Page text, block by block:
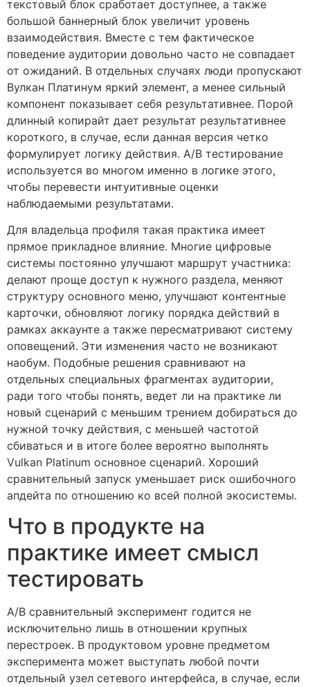
текстовый блок сработает доступнее, а также
большой баннерный блок увеличит уровень
взаимодействия. Вместе с тем фактическое
поведение аудитории довольно часто не совпадает
от ожиданий. В отдельных случаях люди пропускают
Вулкан Платинум яркий элемент, а менее сильный
компонент показывает себя результативнее. Порой
длинный копирайт дает результат результативнее
короткого, в случае, если данная версия четко
формулирует логику действия. A/B тестирование
используется во многом именно в логике этого,
чтобы перевести интуитивные оценки
наблюдаемыми результатами.
Для владельца профиля такая практика имеет
прямое прикладное влияние. Многие цифровые
системы постоянно улучшают маршрут участника:
делают проще доступ к нужного раздела, меняют
структуру основного меню, улучшают контентные
карточки, обновляют логику порядка действий в
рамках аккаунте а также пересматривают систему
оповещений. Эти изменения часто не возникают
наобум. Подобные решения сравнивают на
отдельных специальных фрагментах аудитории,
ради того чтобы понять, ведет ли на практике ли
новый сценарий с меньшим трением добираться до
нужной точку действия, с меньшей частотой
сбиваться и в итоге более вероятно выполнять
Vulkan Platinum основное сценарий. Хороший
сравнительный запуск уменьшает риск ошибочного
апдейта по отношению ко всей полной экосистемы.
Что в продукте на
практике имеет смысл
тестировать
A/B сравнительный эксперимент годится не
исключительно лишь в отношении крупных
перестроек. В продуктовом уровне предметом
эксперимента может выступать любой почти
отдельный узел сетевого интерфейса, в случае, если